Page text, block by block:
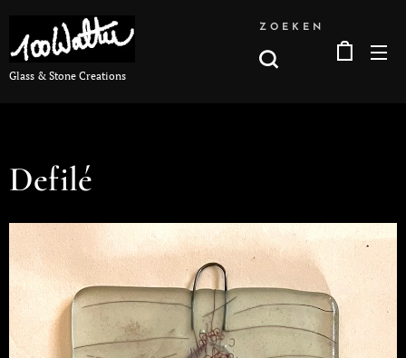
Glass & Stone Creations
ZOEKEN
Defilé